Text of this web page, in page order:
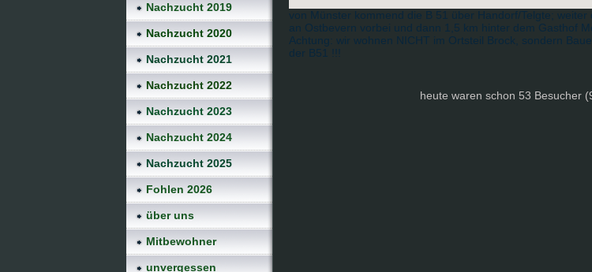
Nachzucht 2019
Nachzucht 2020
Nachzucht 2021
Nachzucht 2022
Nachzucht 2023
Nachzucht 2024
Nachzucht 2025
Fohlen 2026
über uns
Mitbewohner
unvergessen
von Münster kommend die B 51 über Handorf/Telgte; weiter
an Ostbevern vorbei und dann 1,5 km hinter dem Gasthof
Achtung: wir wohnen NICHT im Ortsteil Brock, sondern
der B51 !!!
heute waren schon 53 Besucher